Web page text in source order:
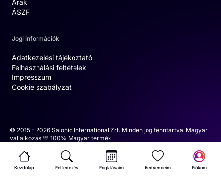
Árak
ÁSZF
Jogi információk
Adatkezelési tájékoztató
Felhasználási feltételek
Impresszum
Cookie szabályzat
© 2015 - 2026 Salonic International Zrt. Minden jog fenntartva. Magyar
vállalkozás 💛 100% Magyar termék
Kezdőlap Felfedezés Foglalásaim Kedvenceim Fiókom